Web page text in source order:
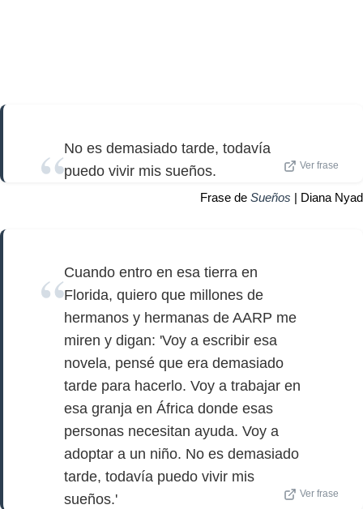
No es demasiado tarde, todavía
puedo vivir mis sueños.
Ver frase
Frase de Sueños | Diana Nyad
Cuando entro en esa tierra en
Florida, quiero que millones de
hermanos y hermanas de AARP me
miren y digan: 'Voy a escribir esa
novela, pensé que era demasiado
tarde para hacerlo. Voy a trabajar en
esa granja en África donde esas
personas necesitan ayuda. Voy a
adoptar a un niño. No es demasiado
tarde, todavía puedo vivir mis
sueños.'
Ver frase